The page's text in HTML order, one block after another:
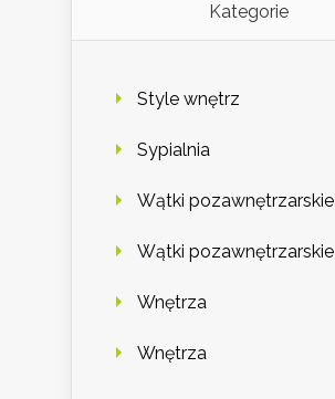
Kategorie
Style wnętrz
Sypialnia
Wątki pozawnętrzarskie
Wątki pozawnętrzarskie
Wnętrza
Wnętrza